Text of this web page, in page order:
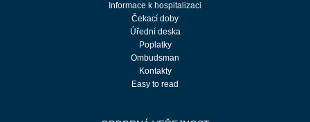
Informace k hospitalizaci
Čekací doby
Úřední deska
Poplatky
Ombudsman
Kontakty
Easy to read